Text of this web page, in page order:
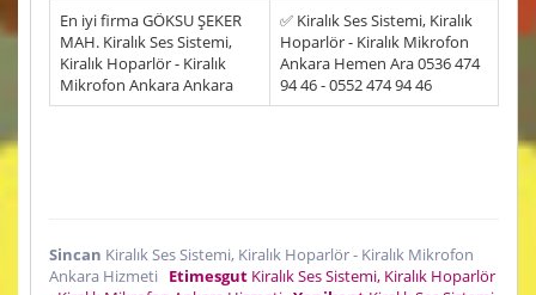
En iyi firma GÖKSU ŞEKER
MAH. Kiralık Ses Sistemi,
Kiralık Hoparlör - Kiralık
Mikrofon Ankara Ankara
✅ Kiralık Ses Sistemi, Kiralık
Hoparlör - Kiralık Mikrofon
Ankara Hemen Ara 0536 474
94 46 - 0552 474 94 46
Sincan Kiralık Ses Sistemi, Kiralık Hoparlör - Kiralık Mikrofon
Ankara Hizmeti
Etimesgut Kiralık Ses Sistemi, Kiralık Hoparlör